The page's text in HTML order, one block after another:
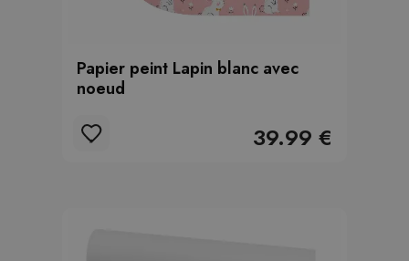
Papier peint Lapin blanc avec
noeud
39.99 €